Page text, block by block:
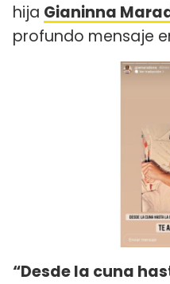
hija Gianinna
profundo mensaje
“Desde la cuna